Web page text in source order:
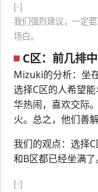
[-]
我们强烈建议，一定
场白。
C区：前几排
Mizuki的分析：坐
选择C区的人希望
华热闹，喜欢交际
火。总之，他们善
我们的观点：选择
和B区都已经坐满了
[-]